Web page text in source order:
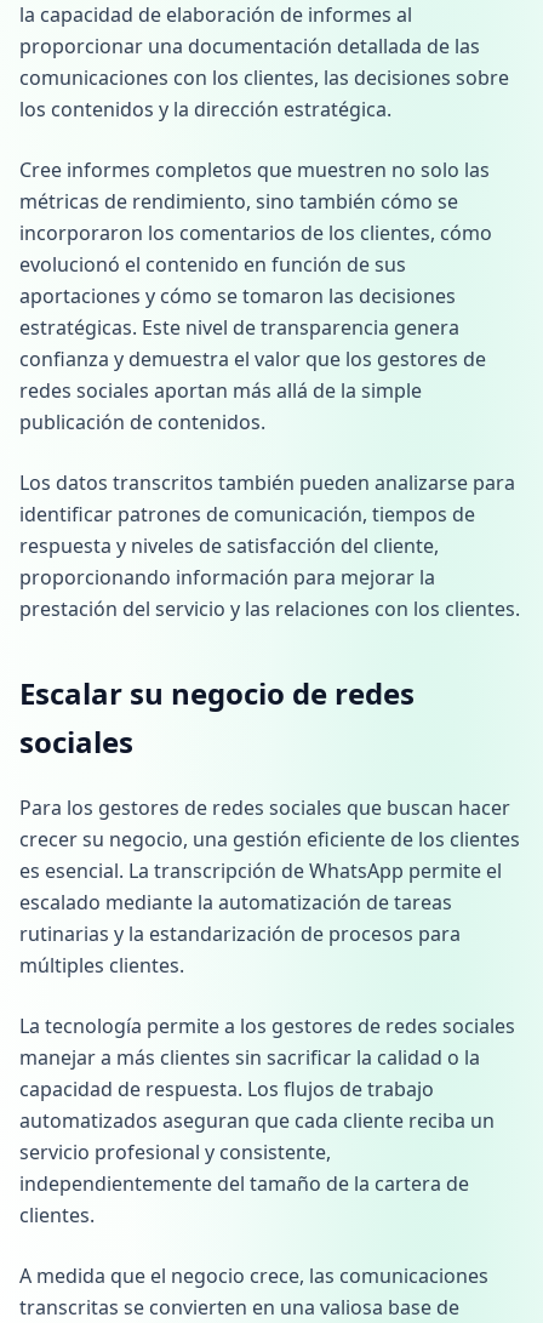
la capacidad de elaboración de informes al
proporcionar una documentación detallada de las
comunicaciones con los clientes, las decisiones sobre
los contenidos y la dirección estratégica.
Cree informes completos que muestren no solo las
métricas de rendimiento, sino también cómo se
incorporaron los comentarios de los clientes, cómo
evolucionó el contenido en función de sus
aportaciones y cómo se tomaron las decisiones
estratégicas. Este nivel de transparencia genera
confianza y demuestra el valor que los gestores de
redes sociales aportan más allá de la simple
publicación de contenidos.
Los datos transcritos también pueden analizarse para
identificar patrones de comunicación, tiempos de
respuesta y niveles de satisfacción del cliente,
proporcionando información para mejorar la
prestación del servicio y las relaciones con los clientes.
Escalar su negocio de redes
sociales
Para los gestores de redes sociales que buscan hacer
crecer su negocio, una gestión eficiente de los clientes
es esencial. La transcripción de WhatsApp permite el
escalado mediante la automatización de tareas
rutinarias y la estandarización de procesos para
múltiples clientes.
La tecnología permite a los gestores de redes sociales
manejar a más clientes sin sacrificar la calidad o la
capacidad de respuesta. Los flujos de trabajo
automatizados aseguran que cada cliente reciba un
servicio profesional y consistente,
independientemente del tamaño de la cartera de
clientes.
A medida que el negocio crece, las comunicaciones
transcritas se convierten en una valiosa base de